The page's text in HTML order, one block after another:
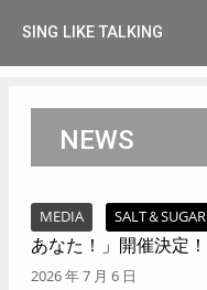
SING LIKE TALKING
NEWS
MEDIA SALT＆SUGAR
あなた！」開催決定！
2026 年 7 月 6 日